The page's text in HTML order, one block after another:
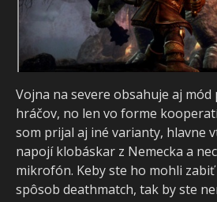
Vojna na severe obsahuje aj mód
hráčov, no len vo forme
som prijal aj iné varianty, hlavne
napojí klobáskar z Nemecka a
mikrofón. Keby ste ho mohli
spôsob deathmatch, tak by ste